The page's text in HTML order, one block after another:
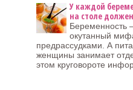
У каждой
на столе
Беременность
окутанный
предрассудками. А
женщины занимает
этом круговороте